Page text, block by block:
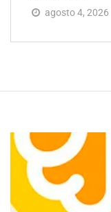
agosto 4, 2026